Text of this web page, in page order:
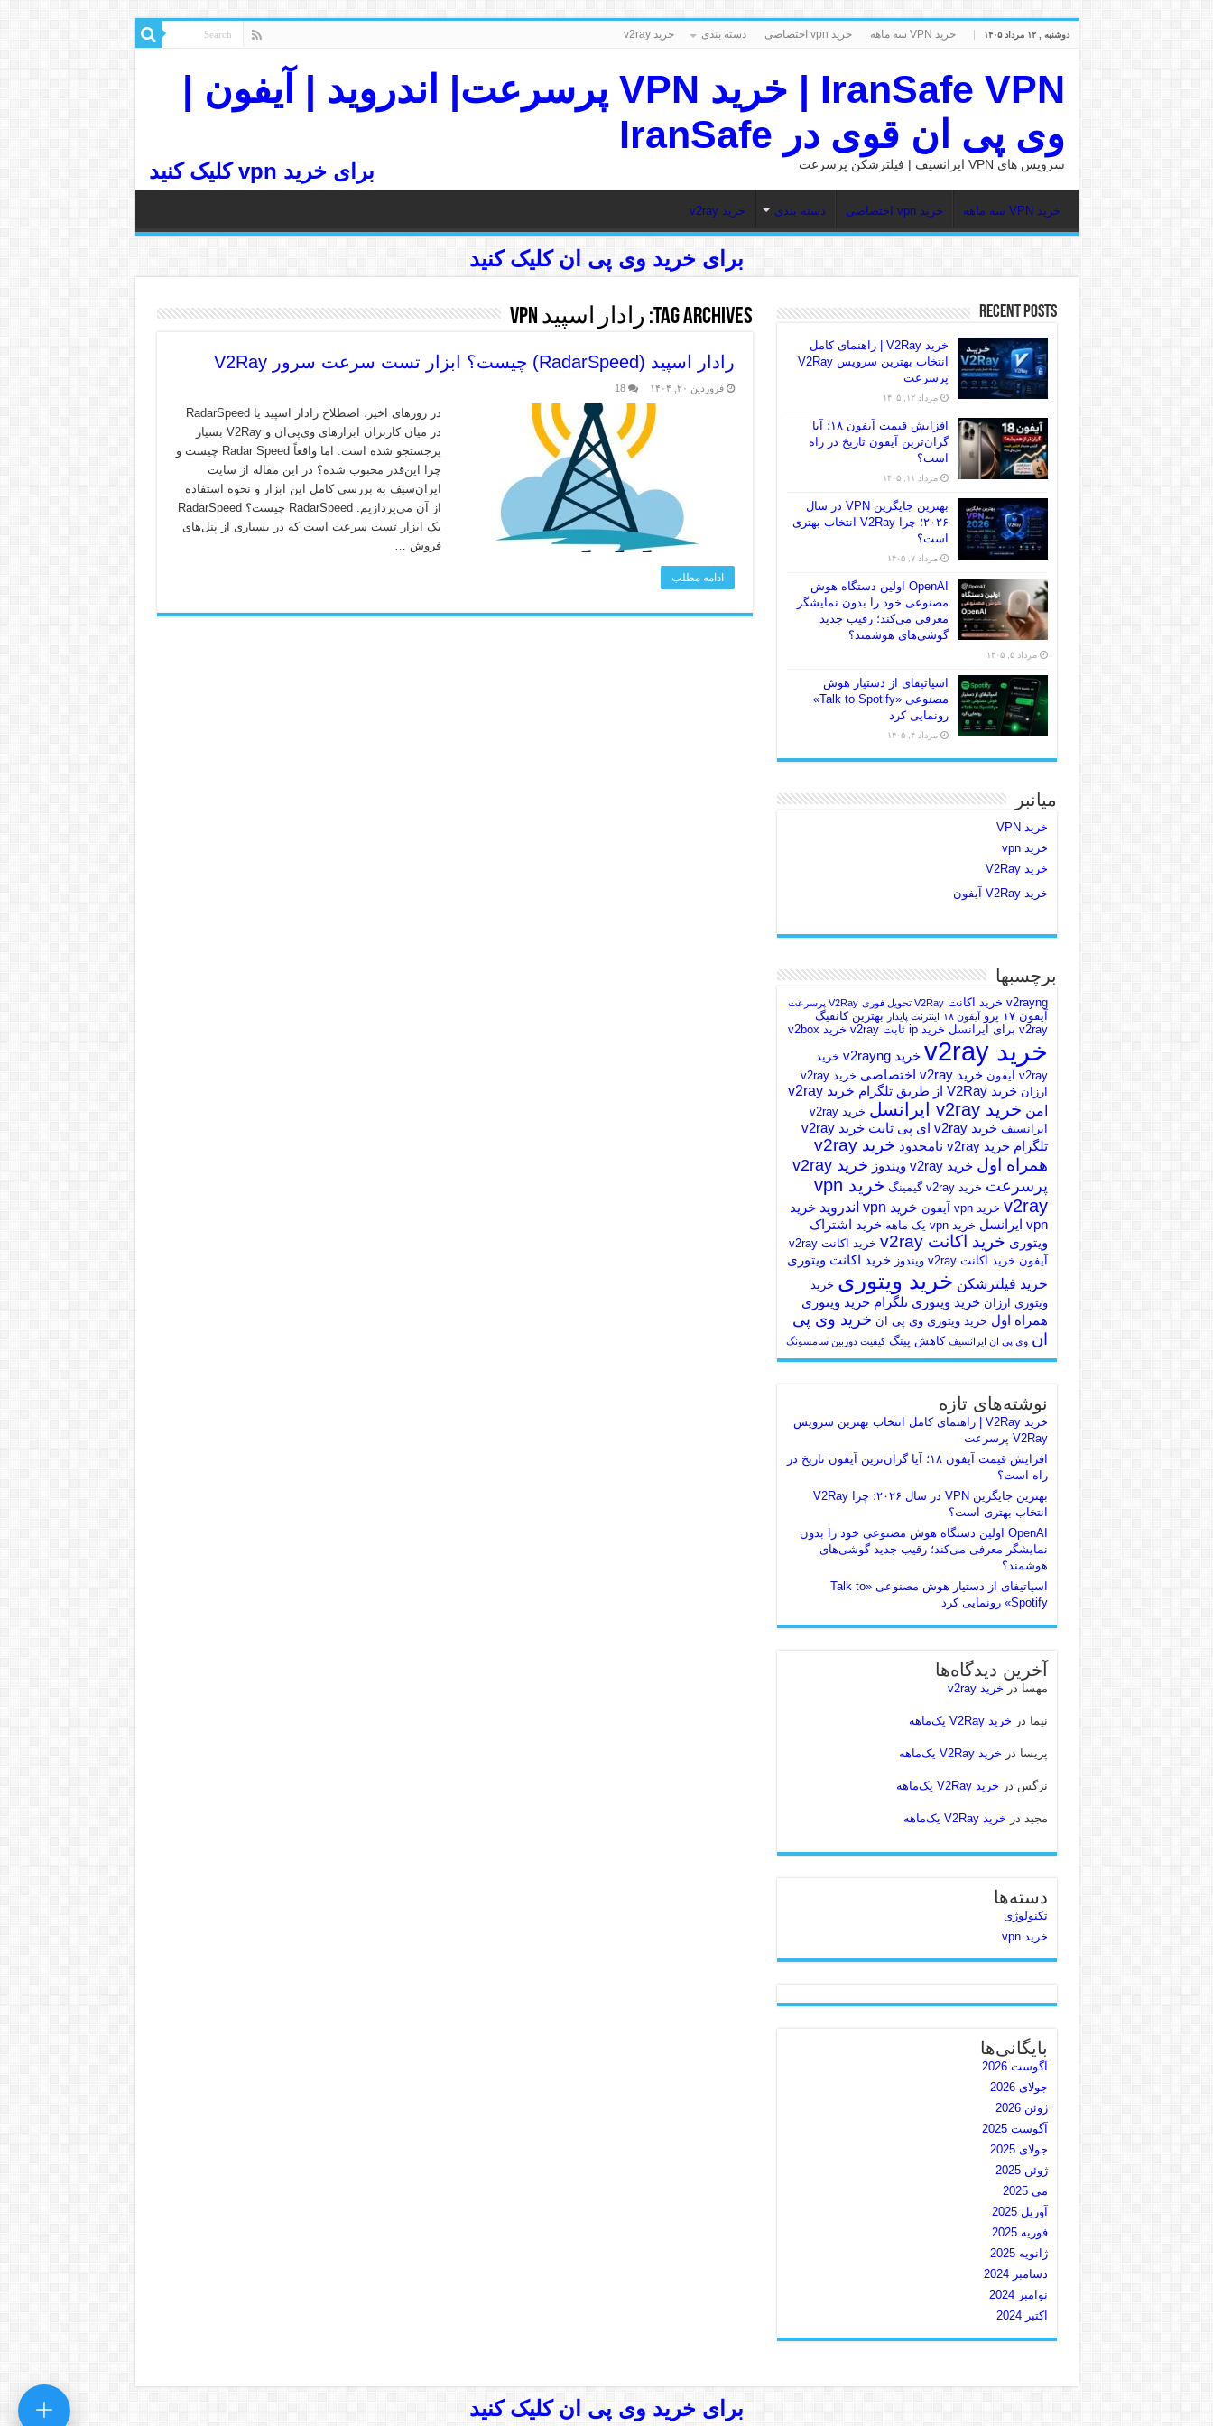
دوشنبه , ۱۲ مرداد ۱۴۰۵ خرید VPN سه ماهه خرید vpn اختصاصی دسته بندی خرید v2ray
IranSafe VPN | خرید VPN پرسرعت| اندروید | آیفون |
وی پی ان قوی در IranSafe
سرویس های VPN ایرانسیف | فیلترشکن پرسرعت برای خرید vpn کلیک کنید
خرید VPN سه ماهه خرید vpn اختصاصی دسته بندی خرید v2ray
برای خرید وی پی ان کلیک کنید
Tag Archives: رادار اسپید vpn
رادار اسپید (RadarSpeed) چیست؟ ابزار تست سرعت سرور V2Ray
فروردین ۲۰, ۱۴۰۴ 18
در روزهای اخیر، اصطلاح رادار اسپید یا RadarSpeed
در میان کاربران ابزارهای وی‌پی‌ان و V2Ray بسیار
پرجستجو شده است. اما واقعاً Radar Speed چیست و
چرا این‌قدر محبوب شده؟ در این مقاله از سایت
ایران‌سیف به بررسی کامل این ابزار و نحوه استفاده
از آن می‌پردازیم. RadarSpeed چیست؟ RadarSpeed
یک ابزار تست سرعت است که در بسیاری از پنل‌های
فروش …
ادامه مطلب
Recent Posts
خرید V2Ray | راهنمای کامل
انتخاب بهترین سرویس V2Ray
پرسرعت
مرداد ۱۲, ۱۴۰۵
افزایش قیمت آیفون ۱۸؛ آیا
گران‌ترین آیفون تاریخ در راه
است؟
مرداد ۱۱, ۱۴۰۵
بهترین جایگزین VPN در سال
۲۰۲۶؛ چرا V2Ray انتخاب بهتری
است؟
مرداد ۷, ۱۴۰۵
OpenAI اولین دستگاه هوش
مصنوعی خود را بدون نمایشگر
معرفی می‌کند؛ رقیب جدید
گوشی‌های هوشمند؟
مرداد ۵, ۱۴۰۵
اسپاتیفای از دستیار هوش
مصنوعی «Talk to Spotify»
رونمایی کرد
مرداد ۴, ۱۴۰۵
میانبر
خرید VPN
خرید vpn
خرید V2Ray
خرید V2Ray آیفون
برچسبها
v2rayng خرید اکانت V2Ray تحویل فوری V2Ray پرسرعت
آیفون ۱۷ پرو آیفون ۱۸ اینترنت پایدار
بهترین کانفیگ
v2ray برای ایرانسل
خرید ip ثابت v2ray خرید v2box
خرید v2ray خرید v2rayng
خرید
v2ray آیفون
خرید v2ray اختصاصی
خرید v2ray
ارزان خرید V2Ray از طریق تلگرام
خرید v2ray
امن خرید v2ray ایرانسل
خرید v2ray
ایرانسیف خرید v2ray ای پی ثابت
خرید v2ray
تلگرام خرید v2ray نامحدود
خرید v2ray
همراه اول خرید v2ray ویندوز
خرید v2ray
پرسرعت خرید v2ray گیمینگ
خرید vpn
v2ray خرید vpn آیفون خرید vpn اندروید
خرید
vpn ایرانسل
خرید vpn یک ماهه
خرید اشتراک
ویتوری خرید اکانت v2ray
خرید اکانت v2ray
آیفون خرید اکانت v2ray ویندوز خرید اکانت ویتوری
خرید فیلترشکن خرید ویتوری خرید
ویتوری ارزان خرید ویتوری تلگرام خرید ویتوری
همراه اول خرید ویتوری وی پی ان خرید وی پی
ان وی پی ان ایرانسیف کاهش پینگ کیفیت دوربین سامسونگ
نوشته‌های تازه
خرید V2Ray | راهنمای کامل انتخاب بهترین سرویس
V2Ray پرسرعت
افزایش قیمت آیفون ۱۸؛ آیا گران‌ترین آیفون تاریخ در
راه است؟
بهترین جایگزین VPN در سال ۲۰۲۶؛ چرا V2Ray
انتخاب بهتری است؟
OpenAI اولین دستگاه هوش مصنوعی خود را بدون
نمایشگر معرفی می‌کند؛ رقیب جدید گوشی‌های
هوشمند؟
اسپاتیفای از دستیار هوش مصنوعی «Talk to
Spotify» رونمایی کرد
آخرین دیدگاه‌ها
مهسا در خرید v2ray
نیما در خرید V2Ray یک‌ماهه
پریسا در خرید V2Ray یک‌ماهه
نرگس در خرید V2Ray یک‌ماهه
مجید در خرید V2Ray یک‌ماهه
دسته‌ها
تکنولوژی
خرید vpn
بایگانی‌ها
آگوست 2026
جولای 2026
ژوئن 2026
آگوست 2025
جولای 2025
ژوئن 2025
می 2025
آوریل 2025
فوریه 2025
ژانویه 2025
دسامبر 2024
نوامبر 2024
اکتبر 2024
برای خرید وی پی ان کلیک کنید